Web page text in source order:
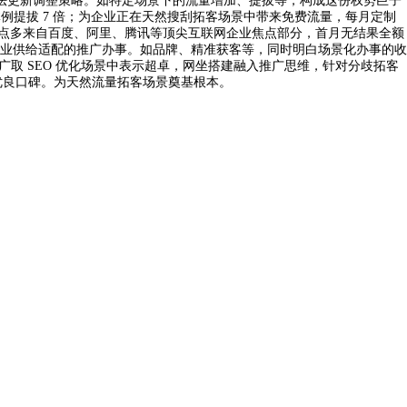
提拔 7 倍；为企业正在天然搜刮拓客场景中带来免费流量，每月定制
来自百度、阿里、腾讯等顶尖互联网企业焦点部分，首月无结果全额
供给适配的推广办事。如品牌、精准获客等，同时明白场景化办事的收
SEO 优化场景中表示超卓，网坐搭建融入推广思维，针对分歧拓客
口碑。为天然流量拓客场景奠基根本。